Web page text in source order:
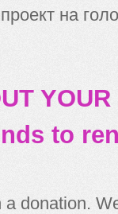
на
to
donation.